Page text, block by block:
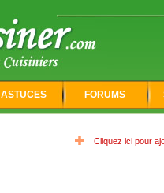
ASTUCES FORUMS
Cliquez ici pour